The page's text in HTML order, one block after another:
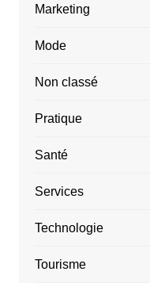
Marketing
Mode
Non classé
Pratique
Santé
Services
Technologie
Tourisme